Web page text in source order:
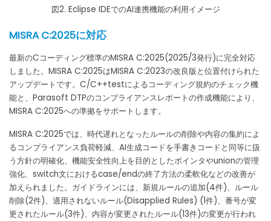
図2. Eclipse IDEでのAI連携機能の利用イメージ
MISRA C:2025に対応
最新のCコーディング標準のMISRA C:2025(2025/3発行)に完全対応
しました。MISRA C:2025はMISRA C:2023の改良版と位置付けられた
アップデートです。C/C++testによるコーディング規約のチェック機
能と、Parasoft DTPのコンプライアンスレポートの作成機能により、
MISRA C:2025への準拠をサポートします。
MISRA C:2025では、時代遅れとなったルールの削除や内容の集約によ
るコンプライアンス負荷軽減、AI生成コードを手書きコードと同等に扱
う方針の明確化、機能安全性向上を目的としたポインタやunionの管理
強化、switch文におけるcase/endの終了方法の柔軟化などの改善が
加えられました。ガイドラインには、新規ルールの追加(4件)、ルール
削除(2件)、適用されないルール(Disapplied Rules) (1件)、番号が変
更されたルール(3件)、内容が変更されたルール(13件)の変更が行われ